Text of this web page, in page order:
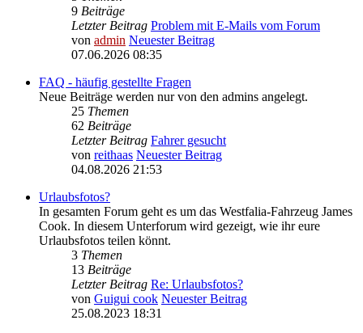
9 Beiträge
Letzter Beitrag Problem mit E-Mails vom Forum
von admin Neuester Beitrag
07.06.2026 08:35
FAQ - häufig gestellte Fragen
Neue Beiträge werden nur von den admins angelegt.
25 Themen
62 Beiträge
Letzter Beitrag Fahrer gesucht
von reithaas Neuester Beitrag
04.08.2026 21:53
Urlaubsfotos?
In gesamten Forum geht es um das Westfalia-Fahrzeug James
Cook. In diesem Unterforum wird gezeigt, wie ihr eure
Urlaubsfotos teilen könnt.
3 Themen
13 Beiträge
Letzter Beitrag Re: Urlaubsfotos?
von Guigui cook Neuester Beitrag
25.08.2023 18:31